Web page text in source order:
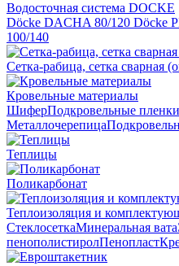
Водосточная система DOCKE
Döсkе DACHA 80/120 Döcke
100/140
Сетка-рабица, сетка сварная
Кровельные материалы
ШиферПодкровельные пленки
Металлочерепица
Теплицы
Поликарбонат
Теплоизоляция и
СтеклосеткаМинеральная вата
пенополистиролПенопласт